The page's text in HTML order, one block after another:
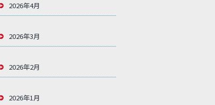
2026年4月
2026年3月
2026年2月
2026年1月